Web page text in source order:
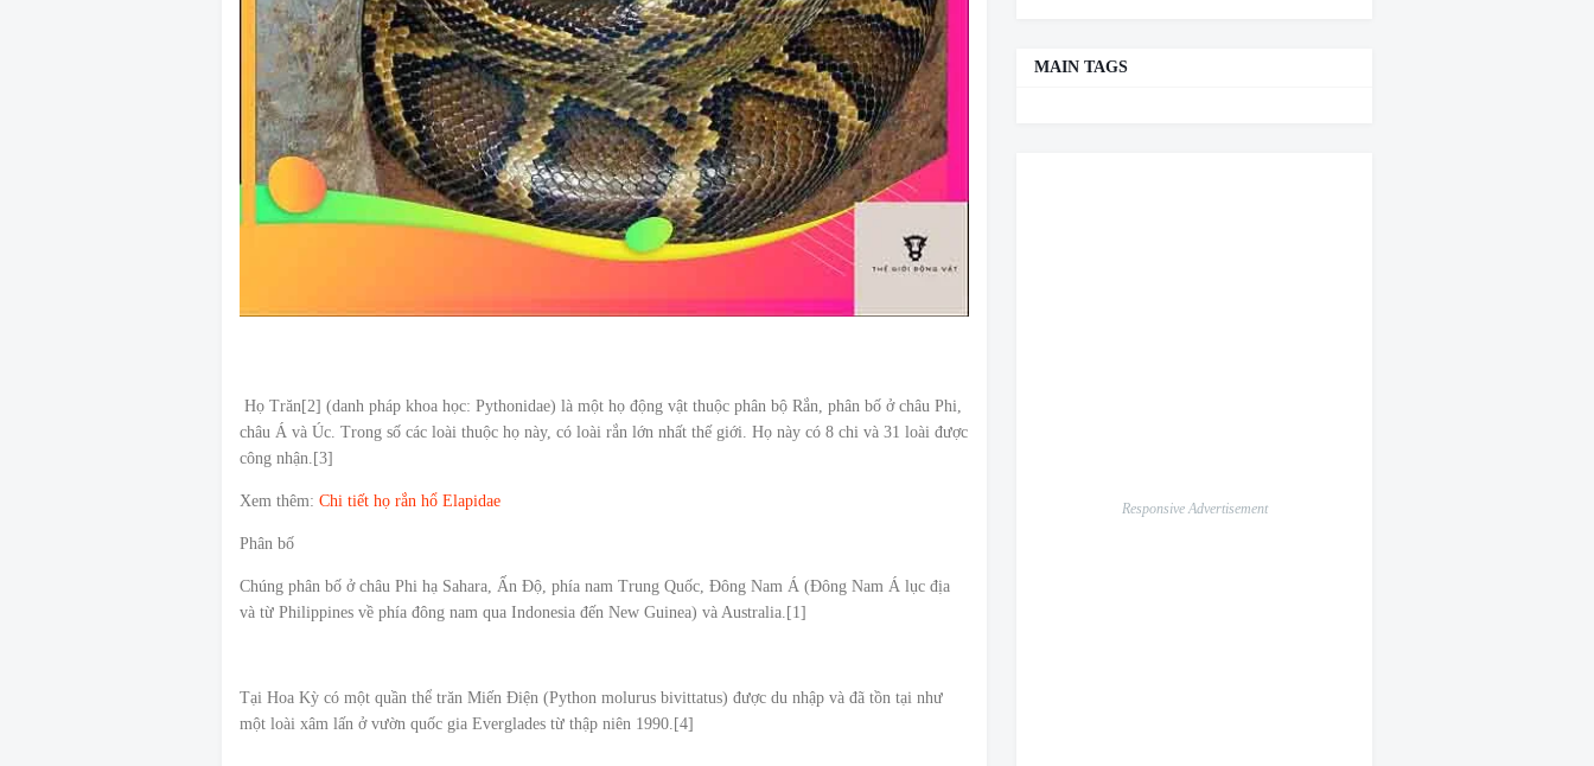
Họ Trăn[2] (danh pháp khoa học: Pythonidae) là một họ động vật thuộc phân bộ Rắn, phân bố ở châu Phi,
châu Á và Úc. Trong số các loài thuộc họ này, có loài rắn lớn nhất thế giới. Họ này có 8 chi và 31 loài được
công nhận.[3]
Xem thêm: Chi tiết họ rắn hổ Elapidae
Phân bố
Chúng phân bố ở châu Phi hạ Sahara, Ấn Độ, phía nam Trung Quốc, Đông Nam Á (Đông Nam Á lục địa
và từ Philippines về phía đông nam qua Indonesia đến New Guinea) và Australia.[1]
Tại Hoa Kỳ có một quần thể trăn Miến Điện (Python molurus bivittatus) được du nhập và đã tồn tại như
một loài xâm lấn ở vườn quốc gia Everglades từ thập niên 1990.[4]
MAIN TAGS
Responsive Advertisement